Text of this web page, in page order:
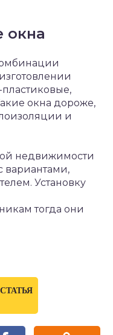
окна
окна дороже,
и
недвижимости
вариантами,
Установку
тогда они